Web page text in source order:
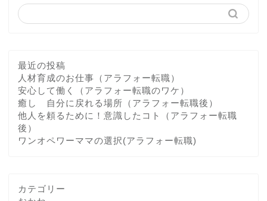
最近の投稿
人材育成のお仕事（アラフォー転職）
安心して働く（アラフォー転職のワケ）
癒し 自分に戻れる場所（アラフォー転職後）
他人を頼るために！意識したコト（アラフォー転職
後）
ワンオペワーママの選択(アラフォー転職)
カテゴリー